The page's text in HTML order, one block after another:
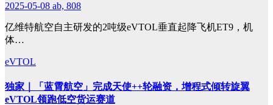
2025-05-08 ab, 808
亿维特航空自主研发的2吨级eVTOL垂直起降飞机ET9，机
体…
eVTOL
独家｜「蓝霄航空」完成天使++轮融资，增程式倾转旋翼
eVTOL领跑低空货运赛道